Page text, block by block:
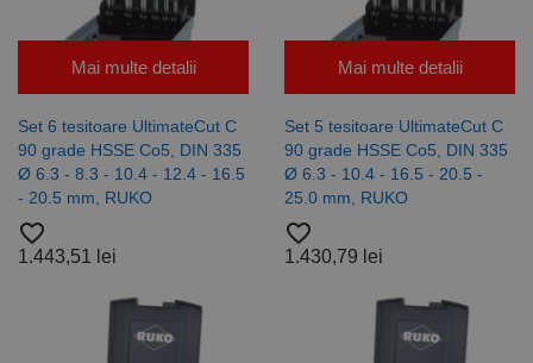
Mai multe detalii
Set 6 tesitoare UltimateCut C
90 grade HSSE Co5, DIN 335
Ø 6.3 - 8.3 - 10.4 - 12.4 - 16.5
- 20.5 mm, RUKO
favorite_border
1.443,51 lei
Mai multe detalii
Set 5 tesitoare UltimateCut C
90 grade HSSE Co5, DIN 335
Ø 6.3 - 10.4 - 16.5 - 20.5 -
25.0 mm, RUKO
favorite_border
1.430,79 lei